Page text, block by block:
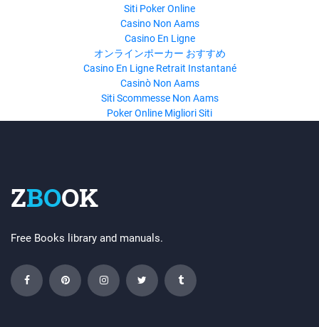
Siti Poker Online
Casino Non Aams
Casino En Ligne
オンラインポーカー おすすめ
Casino En Ligne Retrait Instantané
Casinò Non Aams
Siti Scommesse Non Aams
Poker Online Migliori Siti
ZBOOK
Free Books library and manuals.